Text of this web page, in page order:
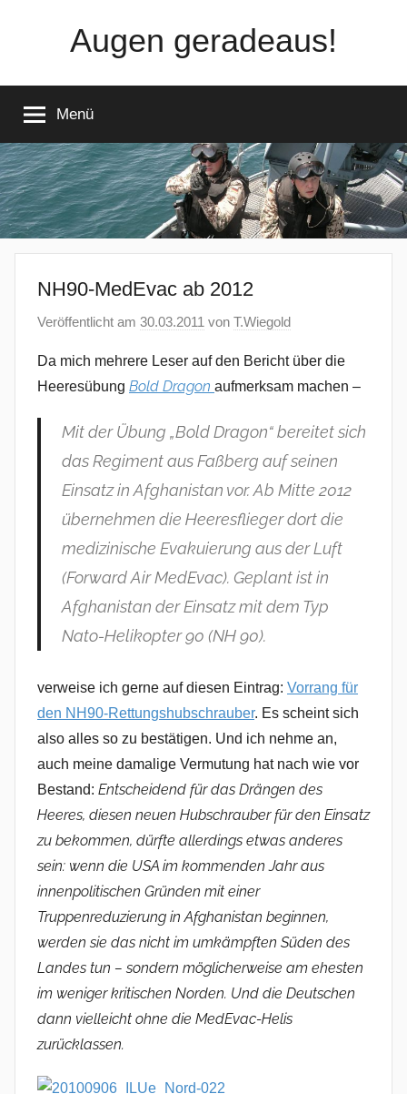
Augen geradeaus!
Menü
NH90-MedEvac ab 2012
Veröffentlicht am 30.03.2011 von T.Wiegold
Da mich mehrere Leser auf den Bericht über die
Heeresübung Bold Dragon aufmerksam machen –
Mit der Übung „Bold Dragon“ bereitet sich
das Regiment aus Faßberg auf seinen
Einsatz in Afghanistan vor. Ab Mitte 2012
übernehmen die Heeresflieger dort die
medizinische Evakuierung aus der Luft
(Forward Air MedEvac). Geplant ist in
Afghanistan der Einsatz mit dem Typ
Nato-Helikopter 90 (NH 90).
verweise ich gerne auf diesen Eintrag: Vorrang für
den NH90-Rettungshubschrauber. Es scheint sich
also alles so zu bestätigen. Und ich nehme an,
auch meine damalige Vermutung hat nach wie vor
Bestand: Entscheidend für das Drängen des
Heeres, diesen neuen Hubschrauber für den Einsatz
zu bekommen, dürfte allerdings etwas anderes
sein: wenn die USA im kommenden Jahr aus
innenpolitischen Gründen mit einer
Truppenreduzierung in Afghanistan beginnen,
werden sie das nicht im umkämpften Süden des
Landes tun – sondern möglicherweise am ehesten
im weniger kritischen Norden. Und die Deutschen
dann vielleicht ohne die MedEvac-Helis
zurücklassen.